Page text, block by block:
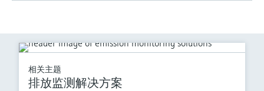
相关主题
排放监测解决方案